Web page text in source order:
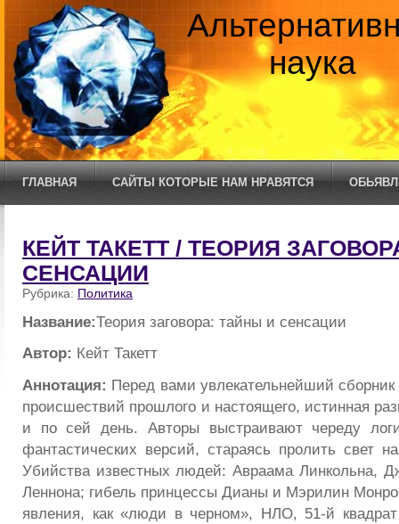
наука
ГЛАВНАЯ САЙТЫ КОТОРЫЕ НАМ НРАВЯТСЯ
КЕЙТ ТАКЕТТ / ТЕОРИЯ
СЕНСАЦИИ
Рубрика: Политика
Название:Теория заговора: тайны и сенсации
Автор: Кейт Такетт
Аннотация: Перед вами увлекательнейший
происшествий прошлого и настоящего, истинная
и по сей день. Авторы выстраивают череду
фантастических версий, стараясь пролить свет
Убийства известных людей: Авраама Линкольна,
Леннона; гибель принцессы Дианы и Мэрилин
явления, как «люди в черном», НЛО, 51-й